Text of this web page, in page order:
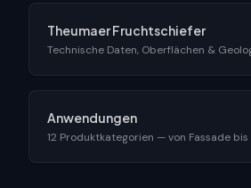
Theumaer Fruchtschiefer
Technische Daten, Oberflächen &
Anwendungen
12 Produktkategorien — von Fassade